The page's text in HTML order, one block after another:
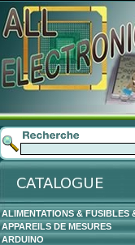
ALIMENTATIONS & FUSIBLES
APPAREILS DE MESURES
ARDUINO